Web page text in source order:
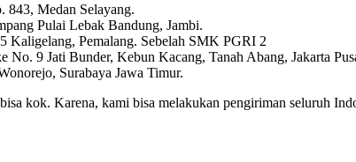
843, Medan Selayang.
Pulai Lebak Bandung, Jambi.
Kaligelang, Pemalang. Sebelah SMK PGRI 2
No. 9 Jati Bunder, Kebun Kacang, Tanah Abang, Jakarta
Surabaya Jawa Timur.
kok. Karena, kami bisa melakukan pengiriman seluruh